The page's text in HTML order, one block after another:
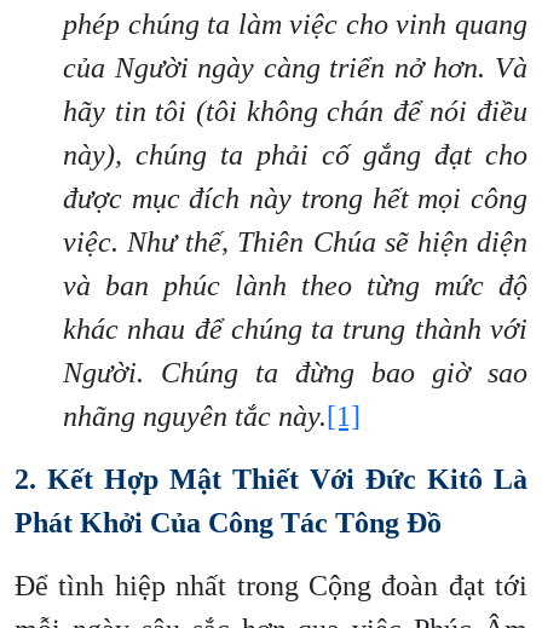
phép chúng ta làm việc cho vinh quang
của Người ngày càng triển nở hơn. Và
hãy tin tôi (tôi không chán để nói điều
này), chúng ta phải cố gắng đạt cho
được mục đích này trong hết mọi công
việc. Như thế, Thiên Chúa sẽ hiện diện
và ban phúc lành theo từng mức độ
khác nhau để chúng ta trung thành với
Người. Chúng ta đừng bao giờ sao
nhãng nguyên tắc này.[1]
2. Kết Hợp Mật Thiết Với Đức Kitô Là
Phát Khởi Của Công Tác Tông Đồ
Để tình hiệp nhất trong Cộng đoàn đạt tới